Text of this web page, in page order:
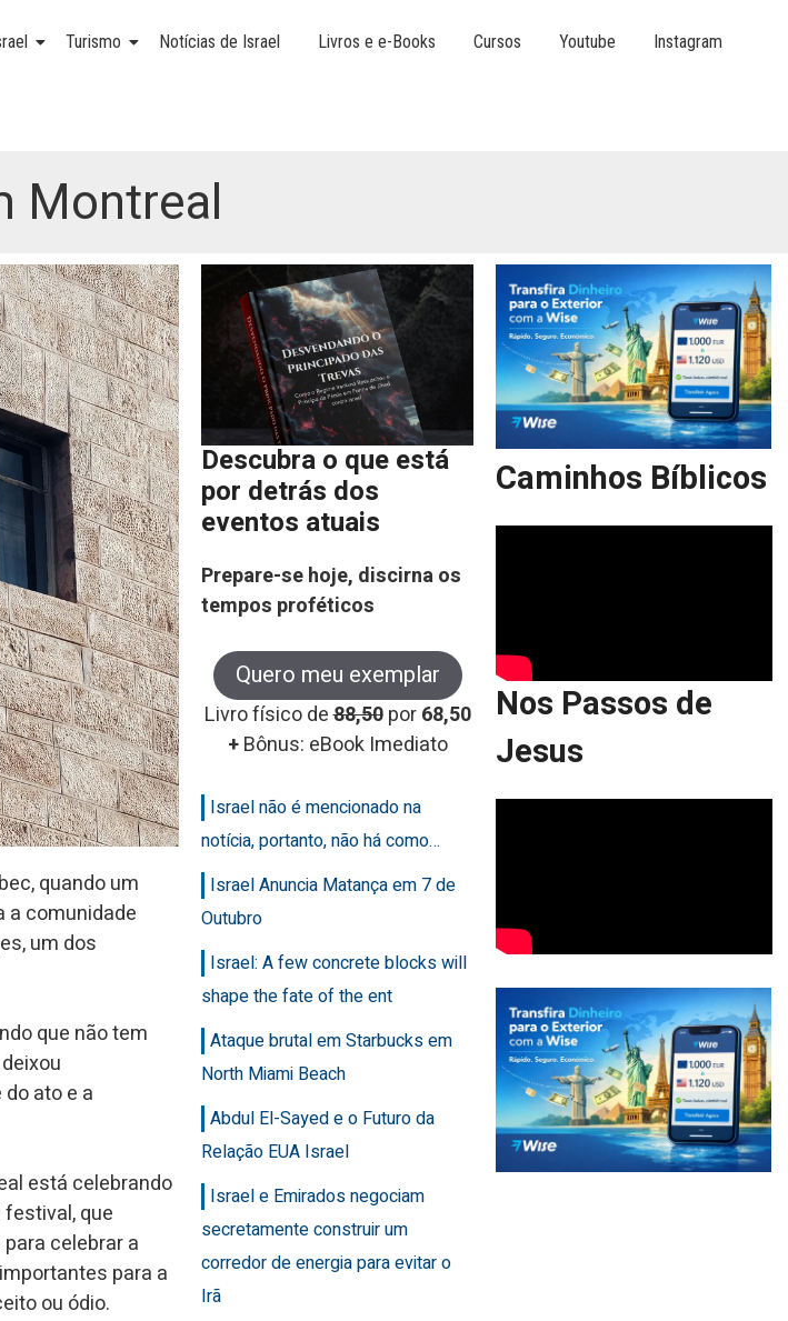
Turismo Notícias de Israel Livros e e-Books Cursos Youtube Instagram
Montreal
quando um
a comunidade
um dos
que não tem
ato e a
está celebrando
que
celebrar a
para a
ou ódio.
Descubra o que está
por detrás dos
eventos atuais
Prepare-se hoje, discirna os
tempos proféticos
Quero meu exemplar
Livro físico de88,50 por68,50
+Bônus: eBook Imediato
Israel não é mencionado na
notícia, portanto, não há como…
Israel Anuncia Matança em 7 de
Outubro
Israel: A few concrete blocks will
shape the fate of the ent
Ataque brutal em Starbucks em
North Miami Beach
Abdul El-Sayed e o Futuro da
Relação EUA Israel
Israel e Emirados negociam
secretamente construir um
corredor de energia para evitar o
Irã
Caminhos Bíblicos
Nos Passos de
Jesus